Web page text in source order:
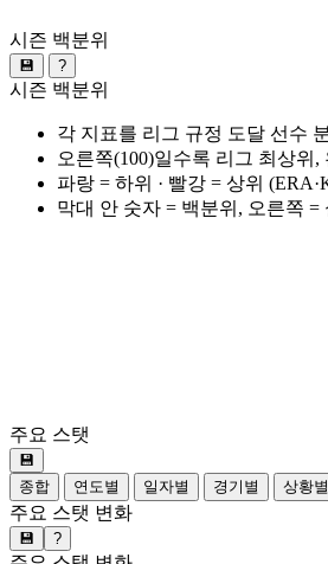
시즌 백분위
💾 ?
시즌 백분위
각 지표를 리그 규정 도달 선수
오른쪽(100)일수록 리그 최상위,
파랑 = 하위 · 빨강 = 상위
막대 안 숫자 = 백분위, 오른쪽
주요 스탯
💾
종합
연도별 일자별 경기별 상황별
주요 스탯 변화
💾 ?